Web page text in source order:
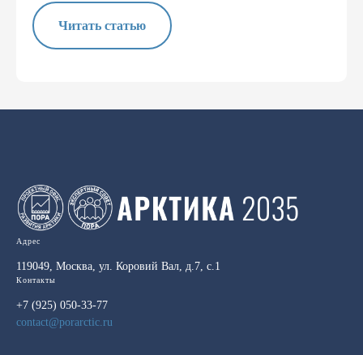
Читать статью
Адрес
119049, Москва, ул. Коровий Вал, д.7, с.1
Контакты
+7 (925) 050-33-77
contact@porarctic.ru